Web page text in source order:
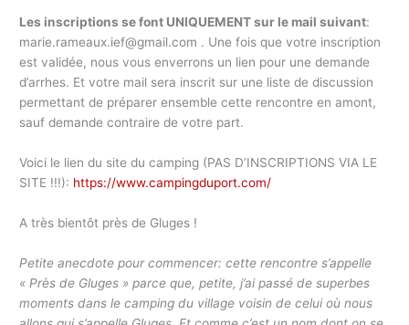
Les inscriptions se font UNIQUEMENT sur le mail suivant:
marie.rameaux.ief@gmail.com . Une fois que votre inscription
est validée, nous vous enverrons un lien pour une demande
d’arrhes. Et votre mail sera inscrit sur une liste de discussion
permettant de préparer ensemble cette rencontre en amont,
sauf demande contraire de votre part.
Voici le lien du site du camping (PAS D’INSCRIPTIONS VIA LE
SITE !!!): https://www.campingduport.com/
A très bientôt près de Gluges !
Petite anecdote pour commencer: cette rencontre s’appelle
« Près de Gluges » parce que, petite, j’ai passé de superbes
moments dans le camping du village voisin de celui où nous